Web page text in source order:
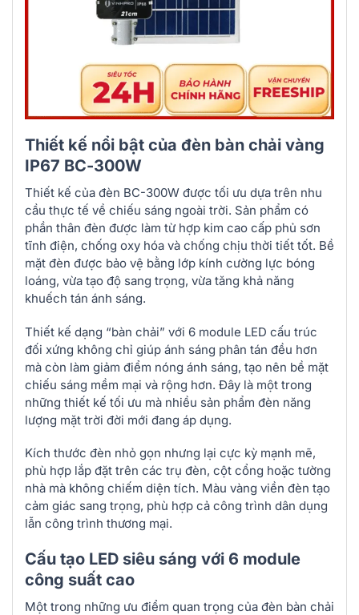
Thiết kế nổi bật của đèn bàn chải vàng
IP67 BC-300W
Thiết kế của đèn BC-300W được tối ưu dựa trên nhu
cầu thực tế về chiếu sáng ngoài trời. Sản phẩm có
phần thân đèn được làm từ hợp kim cao cấp phủ sơn
tĩnh điện, chống oxy hóa và chống chịu thời tiết tốt. Bề
mặt đèn được bảo vệ bằng lớp kính cường lực bóng
loáng, vừa tạo độ sang trọng, vừa tăng khả năng
khuếch tán ánh sáng.
Thiết kế dạng “bàn chải” với 6 module LED cấu trúc
đối xứng không chỉ giúp ánh sáng phân tán đều hơn
mà còn làm giảm điểm nóng ánh sáng, tạo nên bề mặt
chiếu sáng mềm mại và rộng hơn. Đây là một trong
những thiết kế tối ưu mà nhiều sản phẩm đèn năng
lượng mặt trời đời mới đang áp dụng.
Kích thước đèn nhỏ gọn nhưng lại cực kỳ mạnh mẽ,
phù hợp lắp đặt trên các trụ đèn, cột cổng hoặc tường
nhà mà không chiếm diện tích. Màu vàng viền đèn tạo
cảm giác sang trọng, phù hợp cả công trình dân dụng
lẫn công trình thương mại.
Cấu tạo LED siêu sáng với 6 module
công suất cao
Một trong những ưu điểm quan trọng của đèn bàn chải